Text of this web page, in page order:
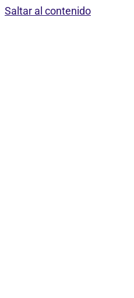
Saltar al contenido